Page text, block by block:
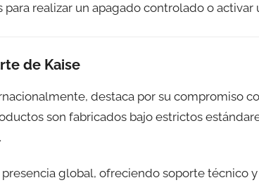
realizar un apagado controlado o activar
de Kaise
destaca por su compromiso
son fabricados bajo estrictos
global, ofreciendo soporte técnico